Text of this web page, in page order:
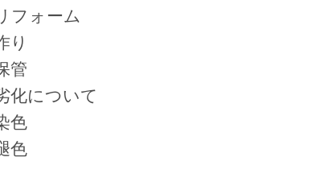
フォーム
り
管
化について
色
色